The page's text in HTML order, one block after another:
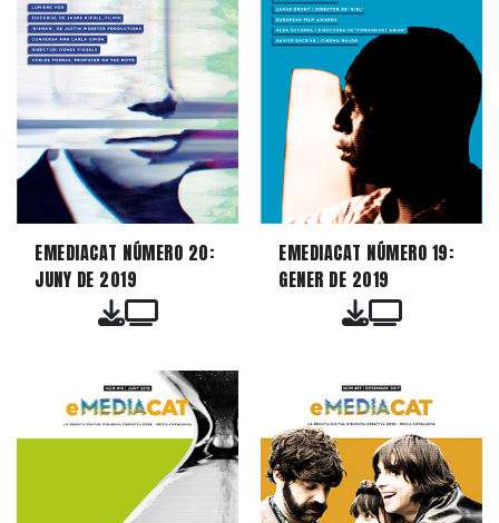
EMEDIACAT NÚMERO 20:
JUNY DE 2019
EMEDIACAT NÚMERO 19:
GENER DE 2019